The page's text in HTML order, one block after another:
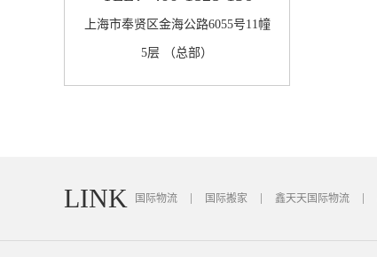
上海市奉贤区金海公路6055号11幢
5层 （总部）
LINK 国际物流 国际搬家 鑫天天国际物流